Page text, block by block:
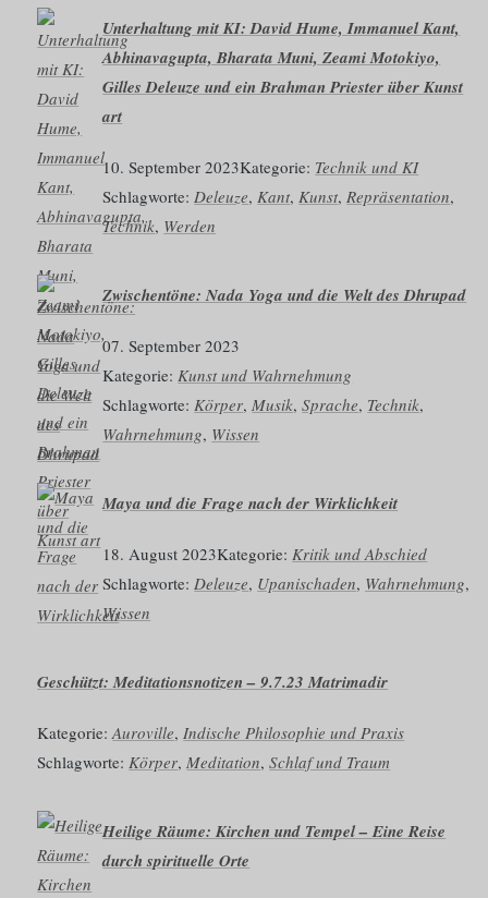
Unterhaltung mit KI: David Hume, Immanuel Kant,
Abhinavagupta, Bharata Muni, Zeami Motokiyo,
Gilles Deleuze und ein Brahman Priester über Kunst
art
10. September 2023Kategorie: Technik und KI
Schlagworte:Deleuze, Kant, Kunst, Repräsentation
Technik, Werden
Zwischentöne: Nada Yoga und die Welt des Dhrupad
07. September 2023
Kategorie:Kunst und Wahrnehmung
Schlagworte:Körper, Musik, Sprache, Technik
Wahrnehmung, Wissen
­Maya und die Frage nach der Wirklichkeit
18. August 2023Kategorie:Kritik und Abschied
Schlagworte:Deleuze, Upanischaden, Wahrnehmung
Wissen
Geschützt: Meditationsnotizen – 9.7.23 Matrimadir
Kategorie:Auroville, Indische Philosophie und Praxis
Schlagworte: Körper, Meditation, Schlaf und Traum
Heilige Räume: Kirchen und Tempel – Eine Reise
durch spirituelle Orte